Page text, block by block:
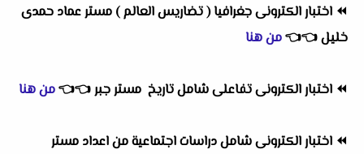
⏪ اختبار الكترونى جغرافيا ( تضاريس العالم ) مستر عماد حمدى
خليل👈
👈من هنا
⏪ اختبار الكترونى تفاعلى شامل تاريخ مستر جبر👈
👈من هنا
⏪ اختبار الكترونى شامل دراسات اجتماعية من اعداد مستر